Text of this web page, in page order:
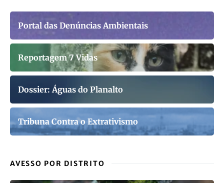
Portal das Denúncias Ambientais
Reportagem 7 Vidas
Dossier: Águas do Planalto
Tribuna Contra o Extrativismo
AVESSO POR DISTRITO